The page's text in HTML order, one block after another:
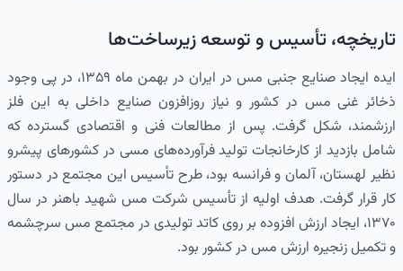
تاریخچه، تأسیس و توسعه زیرساخت‌ها
ایده ایجاد صنایع جنبی مس در ایران در بهمن ماه ۱۳۵۹، در پی وجود
ذخائر غنی مس در کشور و نیاز روزافزون صنایع داخلی به این فلز
ارزشمند، شکل گرفت. پس از مطالعات فنی و اقتصادی گسترده که
شامل بازدید از کارخانجات تولید فرآورده‌های مسی در کشورهای پیشرو
نظیر لهستان، آلمان و فرانسه بود، طرح تأسیس این مجتمع در دستور
کار قرار گرفت. هدف اولیه از تأسیس شرکت مس شهید باهنر در سال
۱۳۷۰، ایجاد ارزش افزوده بر روی کاتد تولیدی در مجتمع مس سرچشمه
و تکمیل زنجیره ارزش مس در کشور بود.